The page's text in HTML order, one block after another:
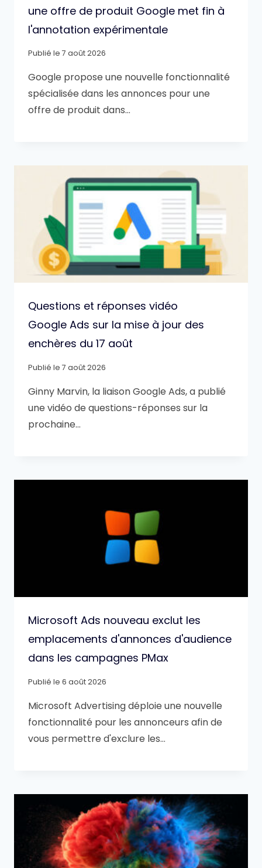
une offre de produit Google met fin à
l'annotation expérimentale
Publié le 7 août 2026
Google propose une nouvelle fonctionnalité
spécialisée dans les annonces pour une
offre de produit dans…
Questions et réponses vidéo
Google Ads sur la mise à jour des
enchères du 17 août
Publié le 7 août 2026
Ginny Marvin, la liaison Google Ads, a publié
une vidéo de questions-réponses sur la
prochaine…
Microsoft Ads nouveau exclut les
emplacements d'annonces d'audience
dans les campagnes PMax
Publié le 6 août 2026
Microsoft Advertising déploie une nouvelle
fonctionnalité pour les annonceurs afin de
vous permettre d'exclure les…